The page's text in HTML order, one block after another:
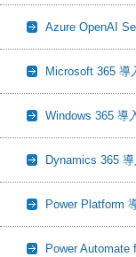
Azure OpenAI
Microsoft 365 導
Windows 365 導
Dynamics 365
Power Platform
Power Automate